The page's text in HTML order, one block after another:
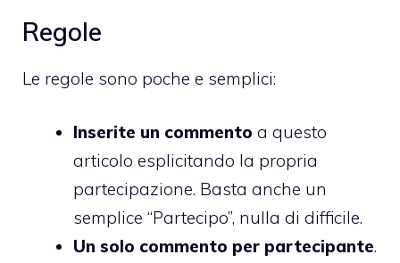
Regole
Le regole sono poche e semplici:
Inserite un commento a questo
articolo esplicitando la propria
partecipazione. Basta anche un
semplice “Partecipo”, nulla di difficile.
Un solo commento per partecipante.